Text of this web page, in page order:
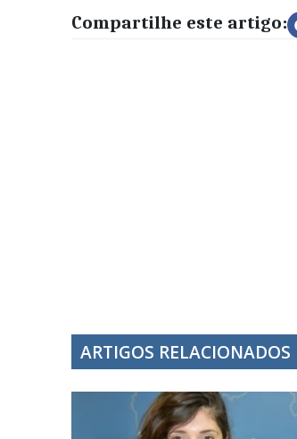
Compartilhe este artigo:
ARTIGOS RELACIONADOS